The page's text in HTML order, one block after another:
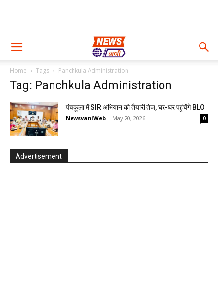
Home Tags Panchkula Administration
Tag: Panchkula Administration
पंचकूला में SIR अभियान की तैयारी तेज, घर-घर पहुंचेंगे BLO
NewsvaniWeb - May 20, 2026 0
Advertisement